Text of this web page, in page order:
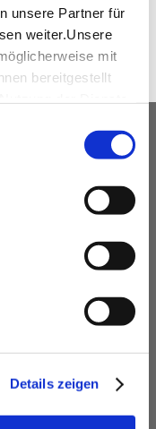
unsere Partner für
weiter.Unsere
mit
bereitgestellt
Details zeigen